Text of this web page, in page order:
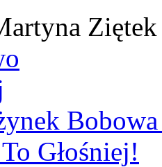
Bobowa
Głośniej!